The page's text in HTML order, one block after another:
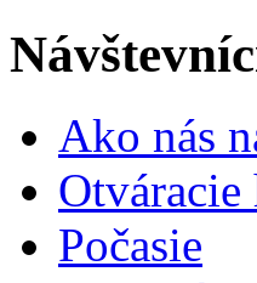
Ako nás
Počasie